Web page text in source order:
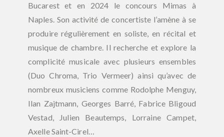
Bucarest et en 2024 le concours Mimas à
Naples. Son activité de concertiste l’amène à se
produire régulièrement en soliste, en récital et
musique de chambre. Il recherche et explore la
complicité musicale avec plusieurs ensembles
(Duo Chroma, Trio Vermeer) ainsi qu’avec de
nombreux musiciens comme Rodolphe Menguy,
Ilan Zajtmann, Georges Barré, Fabrice Bligoud
Vestad, Julien Beautemps, Lorraine Campet,
Axelle Saint-Cirel…